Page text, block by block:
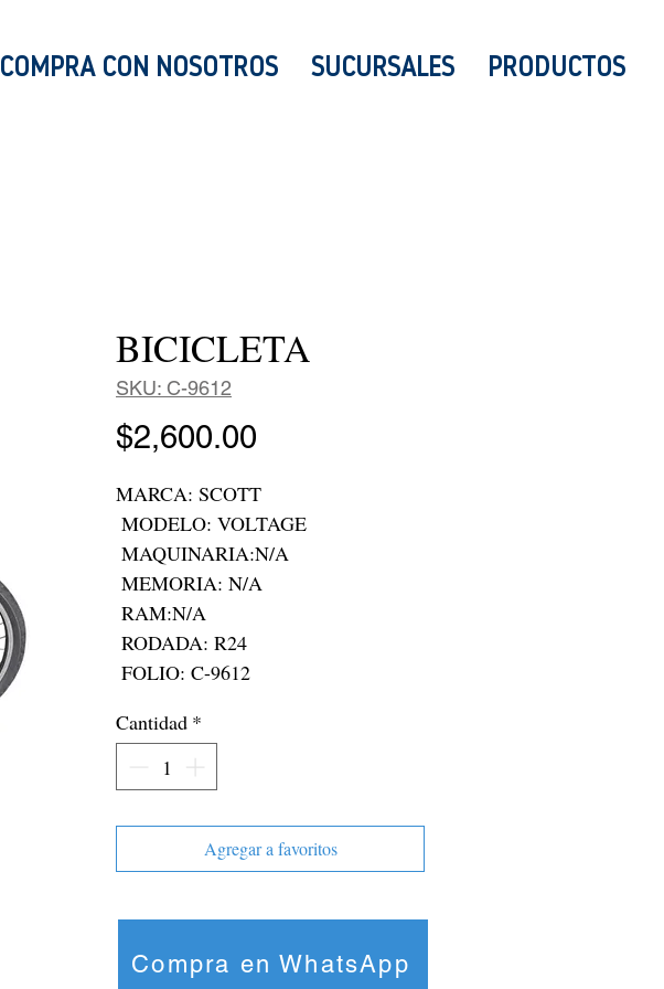
COMPRA CON NOSOTROS SUCURSALES PRODUCTOS
BICICLETA
SKU: C-9612
$2,600.00
MARCA: SCOTT
FOLIO: C-9612
Cantidad *
Agregar a favoritos
Compra en WhatsApp